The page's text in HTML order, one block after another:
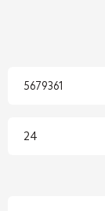
5679361
24